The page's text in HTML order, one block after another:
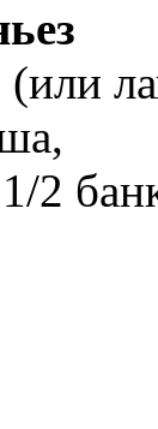
(или
2